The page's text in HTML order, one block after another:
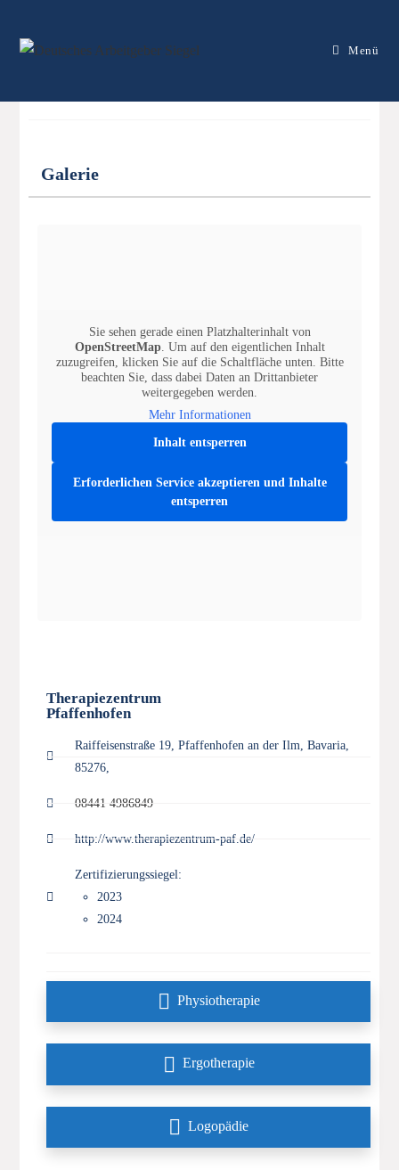
Menü
Pfaffenhofen
Galerie
Sie sehen gerade einen Platzhalterinhalt von
OpenStreetMap. Um auf den eigentlichen Inhalt
zuzugreifen, klicken Sie auf die Schaltfläche unten. Bitte
beachten Sie, dass dabei Daten an Drittanbieter
weitergegeben werden.
Mehr Informationen
Inhalt entsperren
Erforderlichen Service akzeptieren und Inhalte
entsperren
Therapiezentrum
Pfaffenhofen
Raiffeisenstraße 19, Pfaffenhofen an der Ilm, Bavaria,
85276,
08441 4986849
http://www.therapiezentrum-paf.de/
Zertifizierungssiegel:
2023
2024
Physiotherapie
Ergotherapie
Logopädie